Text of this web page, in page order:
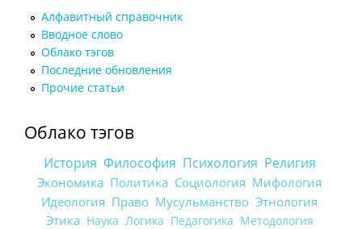
Алфавитный справочник
Вводное слово
Облако тэгов
Последние обновления
Прочие статьи
Облако тэгов
История Философия Психология Религия
Экономика Политика Социология Мифология
Идеология Право Мусульманство Этнология
Этика Наука Логика Педагогика Методология